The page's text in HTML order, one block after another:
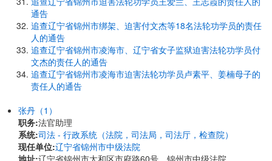
通告
追查辽宁省锦州市绑架、迫害付文杰等18名法轮功学员的责任
人的通告
追查辽宁省锦州市凌海市、辽宁省女子监狱迫害法轮功学员付
文杰的责任人的通告
追查辽宁省锦州市凌海市迫害法轮功学员卢素平、姜楠母子的
责任人的通告
张丹（1）
职务:法官助理
系统:司法 - 行政系统（法院，司法局，司法厅，检查院）
现任单位:辽宁省锦州市中级法院
地址:辽宁省锦州市太和区市府路60号 锦州市中级法院